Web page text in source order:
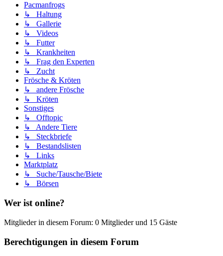
Pacmanfrogs
↳ Haltung
↳ Gallerie
↳ Videos
↳ Futter
↳ Krankheiten
↳ Frag den Experten
↳ Zucht
Frösche & Kröten
↳ andere Frösche
↳ Kröten
Sonstiges
↳ Offtopic
↳ Andere Tiere
↳ Steckbriefe
↳ Bestandslisten
↳ Links
Marktplatz
↳ Suche/Tausche/Biete
↳ Börsen
Wer ist online?
Mitglieder in diesem Forum: 0 Mitglieder und 15 Gäste
Berechtigungen in diesem Forum